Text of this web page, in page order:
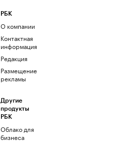
РБК
О компании
Контактная
информация
Редакция
Размещение
рекламы
Другие
продукты
РБК
Облако для
бизнеса